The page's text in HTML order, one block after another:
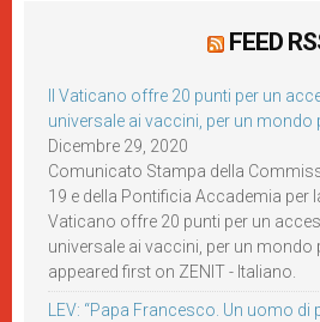
FEED
Il Vaticano offre 20 punti per un
universale ai vaccini, per un mondo
Dicembre 29, 2020
Comunicato Stampa della
19 e della Pontificia Accademia per
Vaticano offre 20 punti per un
universale ai vaccini, per un mondo
appeared first on ZENIT - Italiano.
LEV: “Papa Francesco. Un uomo di